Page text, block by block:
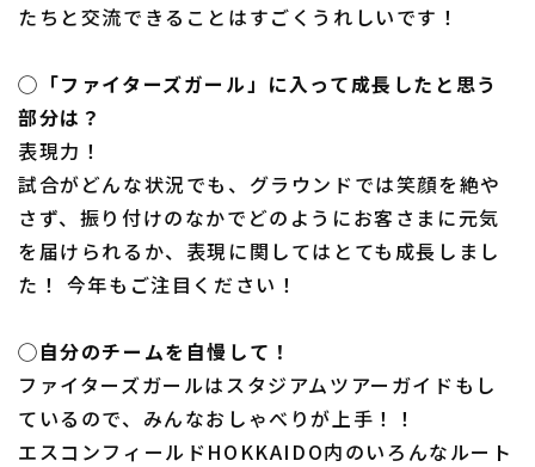
たちと交流できることはすごくうれしいです！
◯「ファイターズガール」に入って成長したと思う
部分は？
表現力！
試合がどんな状況でも、グラウンドでは笑顔を絶や
さず、振り付けのなかでどのようにお客さまに元気
を届けられるか、表現に関してはとても成長しまし
た！ 今年もご注目ください！
◯自分のチームを自慢して！
ファイターズガールはスタジアムツアーガイドもし
ているので、みんなおしゃべりが上手！！
エスコンフィールドHOKKAIDO内のいろんなルート